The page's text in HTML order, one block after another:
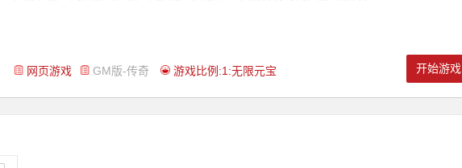
网页游戏 GM版-传奇 游戏比例:1:无限元宝 开始游戏